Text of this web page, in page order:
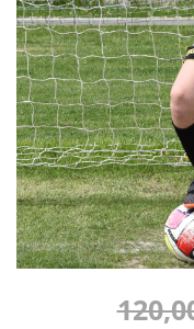
Bidoane si termosuri
Sepci
Trofee